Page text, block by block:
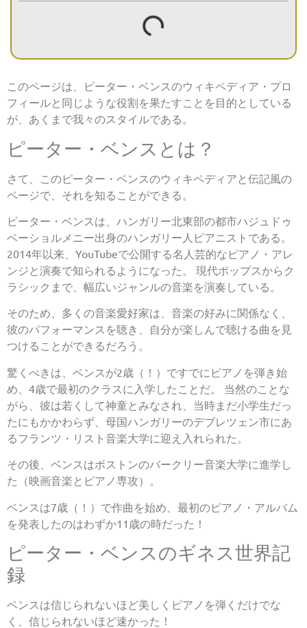
このページは、ピーター・ベンスのウィキペディア・プロ
フィールと同じような役割を果たすことを目的としている
が、あくまで我々のスタイルである。
ピーター・ベンスとは？
さて、このピーター・ベンスのウィキペディアと伝記風の
ページで、それを知ることができる。
ピーター・ベンスは、ハンガリー北東部の都市ハジュドゥ
ベーショルメニー出身のハンガリー人ピアニストである。
2014年以来、YouTubeで公開する名人芸的なピアノ・アレ
ンジと演奏で知られるようになった。 現代ポップスからク
ラシックまで、幅広いジャンルの音楽を演奏している。
そのため、多くの音楽愛好家は、音楽の好みに関係なく、
彼のパフォーマンスを聴き、自分が楽しんで聴ける曲を見
つけることができるだろう。
驚くべきは、ベンスが2歳（！）ですでにピアノを弾き始
め、4歳で最初のクラスに入学したことだ。 当然のことな
がら、彼は若くして神童とみなされ、当時まだ小学生だっ
たにもかかわらず、母国ハンガリーのデブレツェン市にあ
るフランツ・リスト音楽大学に迎え入れられた。
その後、ベンスはボストンのバークリー音楽大学に進学し
た（映画音楽とピアノ専攻）。
ベンスは7歳（！）で作曲を始め、最初のピアノ・アルバム
を発表したのはわずか11歳の時だった！
ピーター・ベンスのギネス世界記
録
ベンスは信じられないほど美しくピアノを弾くだけでな
く、信じられないほど速かった！